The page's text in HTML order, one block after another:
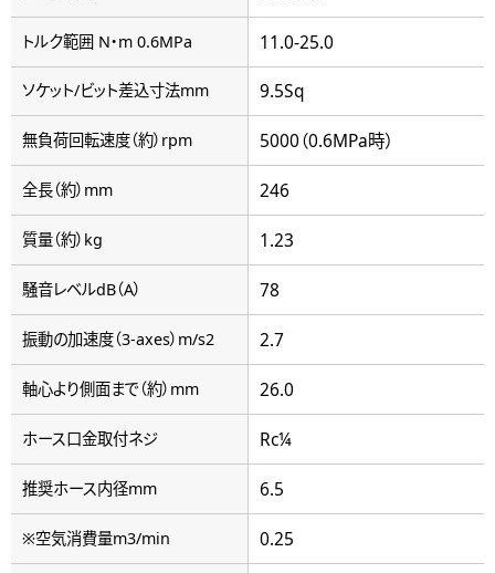
トルク範囲 N・m 0.6MPa 11.0-25.0
ソケット/ビット差込寸法mm 9.5Sq
無負荷回転速度（約）rpm 5000（0.6MPa時）
全長（約）mm 246
質量（約）kg 1.23
騒音レベルdB（A） 78
振動の加速度（3-axes）m/s2 2.7
軸心より側面まで（約）mm 26.0
ホース口金取付ネジ Rc¼
推奨ホース内径mm 6.5
※空気消費量m3/min 0.25